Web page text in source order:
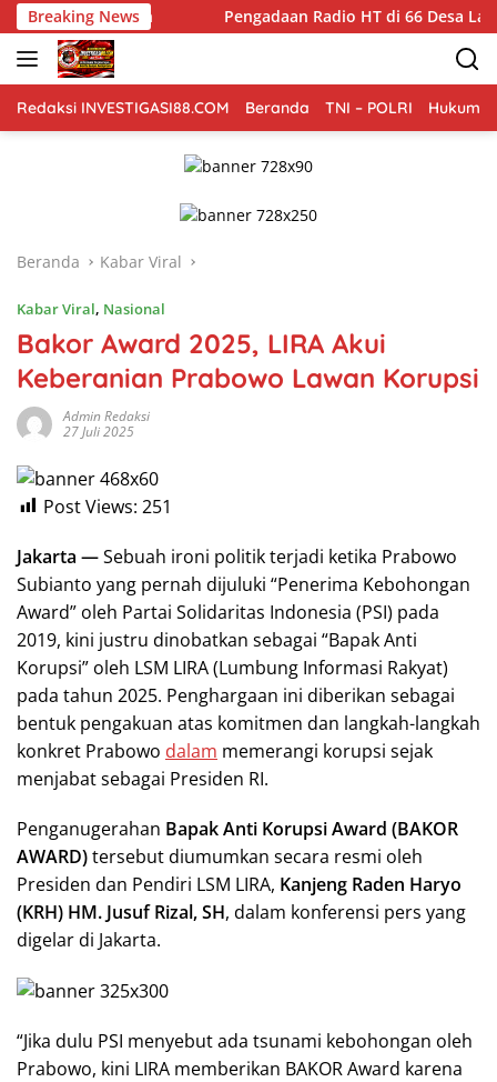
Langsung
ke
konten
Breaking News
Pengadaan Radio HT di 66 Desa Langsa Disorot,
Redaksi INVESTIGASI88.COM Beranda TNI – POLRI Hukum
Beranda Kabar Viral
Kabar Viral, Nasional
Bakor Award 2025, LIRA Akui
Keberanian Prabowo Lawan Korupsi
Admin Redaksi
27 Juli 2025
Post Views: 251
Jakarta —Sebuah ironi politik terjadi ketika Prabowo
Subianto yang pernah dijuluki “Penerima Kebohongan
Award” oleh Partai Solidaritas Indonesia (PSI) pada
2019, kini justru dinobatkan sebagai “Bapak Anti
Korupsi” oleh LSM LIRA (Lumbung Informasi Rakyat)
pada tahun 2025. Penghargaan ini diberikan sebagai
bentuk pengakuan atas komitmen dan langkah-langkah
konkret Prabowo dalam memerangi korupsi sejak
menjabat sebagai Presiden RI.
Penganugerahan Bapak Anti Korupsi Award (BAKOR
AWARD)tersebut diumumkan secara resmi oleh
Presiden dan Pendiri LSM LIRA, Kanjeng Raden Haryo
(KRH) HM. Jusuf Rizal, SH, dalam konferensi pers yang
digelar di Jakarta.
“Jika dulu PSI menyebut ada tsunami kebohongan oleh
Prabowo, kini LIRA memberikan BAKOR Award karena